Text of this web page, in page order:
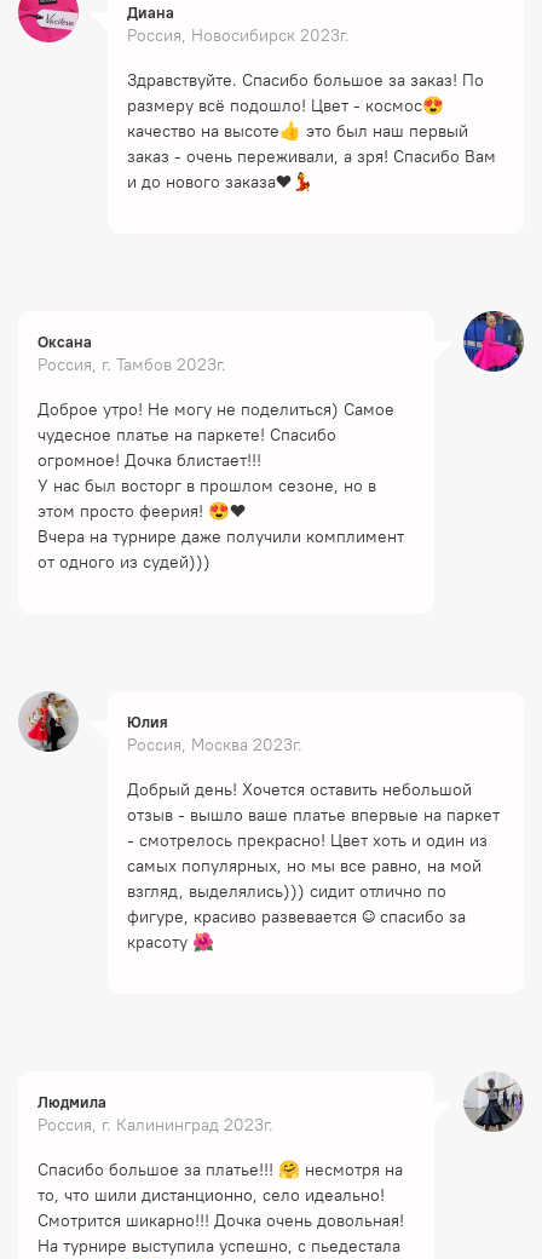
Диана
Россия, Новосибирск 2023г.
Здравствуйте. Спасибо большое за заказ! По
размеру всё подошло! Цвет - космос😍
качество на высоте👍 это был наш первый
заказ - очень переживали, а зря! Спасибо Вам
и до нового заказа❤️💃
Оксана
Россия, г. Тамбов 2023г.
Доброе утро! Не могу не поделиться) Самое
чудесное платье на паркете! Спасибо
огромное! Дочка блистает!!!
У нас был восторг в прошлом сезоне, но в
этом просто феерия! 😍❤️
Вчера на турнире даже получили комплимент
от одного из судей)))
Юлия
Россия, Москва 2023г.
Добрый день! Хочется оставить небольшой
отзыв - вышло ваше платье впервые на паркет
- смотрелось прекрасно! Цвет хоть и один из
самых популярных, но мы все равно, на мой
взгляд, выделялись))) сидит отлично по
фигуре, красиво развевается ☺️ спасибо за
красоту 🌺
Людмила
Россия, г. Калининград 2023г.
Спасибо большое за платье!!! 🤗 несмотря на
то, что шили дистанционно, село идеально!
Смотрится шикарно!!! Дочка очень довольная!
На турнире выступила успешно, с пьедестала